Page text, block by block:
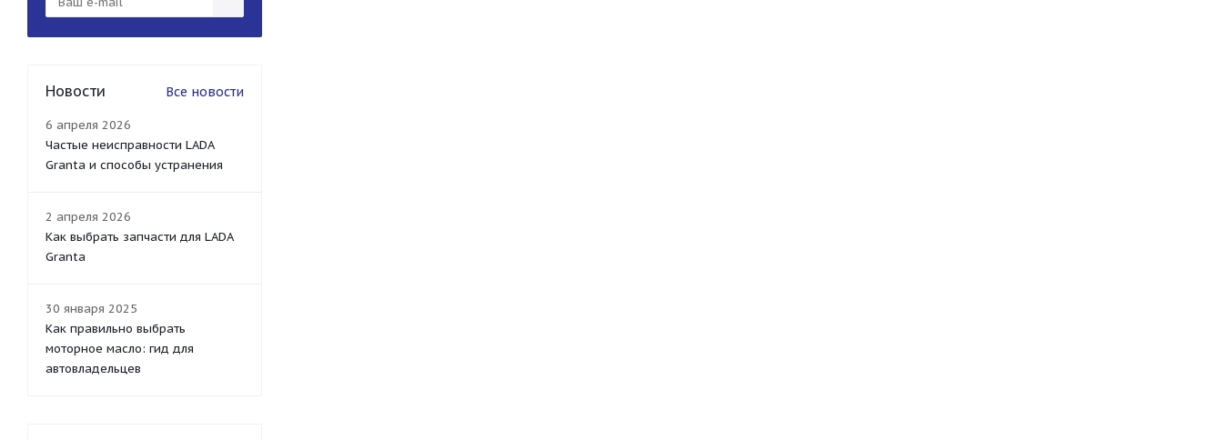
Новости Все новости
6 апреля 2026
Частые неисправности LADA
Granta и способы устранения
2 апреля 2026
Как выбрать запчасти для LADA
Granta
30 января 2025
Как правильно выбрать
моторное масло: гид для
автовладельцев